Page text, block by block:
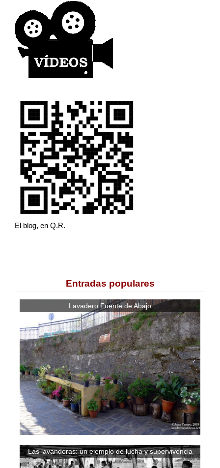
El blog, en Q.R.
Entradas populares
Lavadero Fuente de Abajo
Las lavanderas: un ejemplo de lucha y supervivencia